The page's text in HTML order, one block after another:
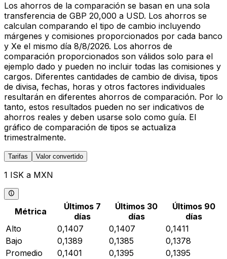
Los ahorros de la comparación se basan en una sola
transferencia de GBP 20,000 a USD. Los ahorros se
calculan comparando el tipo de cambio incluyendo
márgenes y comisiones proporcionados por cada banco
y Xe el mismo día 8/8/2026. Los ahorros de
comparación proporcionados son válidos solo para el
ejemplo dado y pueden no incluir todas las comisiones y
cargos. Diferentes cantidades de cambio de divisa, tipos
de divisa, fechas, horas y otros factores individuales
resultarán en diferentes ahorros de comparación. Por lo
tanto, estos resultados pueden no ser indicativos de
ahorros reales y deben usarse solo como guía. El
gráfico de comparación de tipos se actualiza
trimestralmente.
Tarifas Valor convertido
1 ISK a MXN
Métrica
Últimos 7
días
Últimos 30
días
Últimos 90
días
Alto
0,1407 0,1407
0,1411
Bajo
0,1389 0,1385
0,1378
Promedio
0,1401 0,1395
0,1395